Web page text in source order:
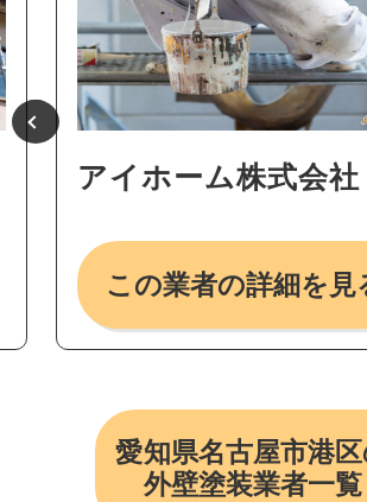
アイホーム株式会社
この業者の詳細を見
愛知県名古屋市港
外壁塗装業者一覧